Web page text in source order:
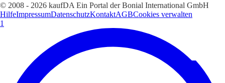
© 2008 - 2026 kaufDA Ein Portal der Bonial International GmbH
HilfeImpressumDatenschutzKontaktAGBCookies verwalten
1